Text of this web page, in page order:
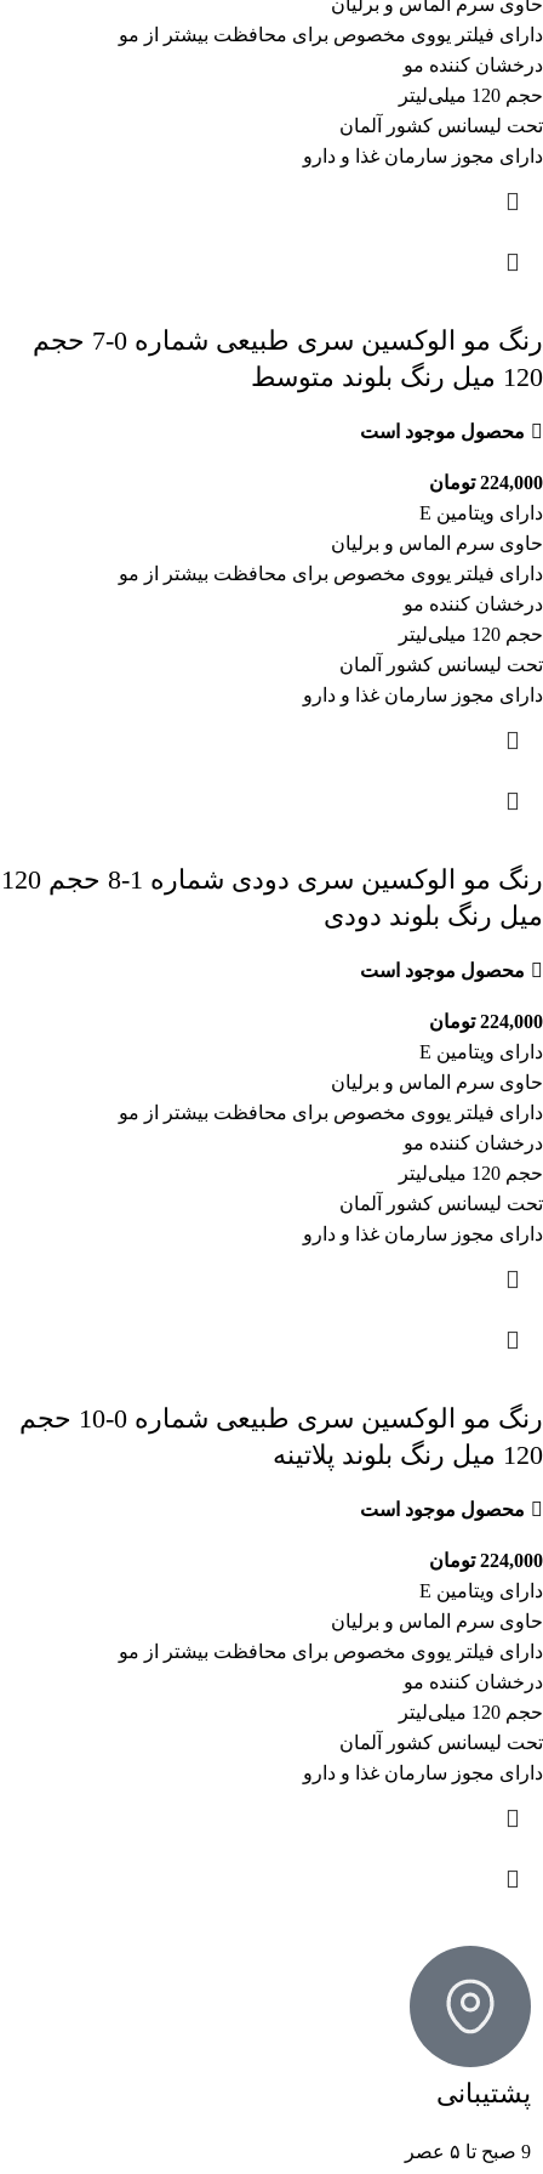
دارای فیلتر یووی مخصوص برای محافظت بیشتر از مو
درخشان کننده مو
حجم 120 میلی‌لیتر
تحت لیسانس کشور آلمان
دارای مجوز سارمان غذا و دارو
رنگ مو الوکسین سری طبیعی شماره 0-7 حجم
120 میل رنگ بلوند متوسط
محصول موجود است
224,000 تومان
دارای ویتامین E
حاوی سرم الماس و برلیان
دارای فیلتر یووی مخصوص برای محافظت بیشتر از مو
درخشان کننده مو
حجم 120 میلی‌لیتر
تحت لیسانس کشور آلمان
دارای مجوز سارمان غذا و دارو
رنگ مو الوکسین سری دودی شماره 1-8 حجم 120
میل رنگ بلوند دودی
محصول موجود است
224,000 تومان
دارای ویتامین E
حاوی سرم الماس و برلیان
دارای فیلتر یووی مخصوص برای محافظت بیشتر از مو
درخشان کننده مو
حجم 120 میلی‌لیتر
تحت لیسانس کشور آلمان
دارای مجوز سارمان غذا و دارو
رنگ مو الوکسین سری طبیعی شماره 0-10 حجم
120 میل رنگ بلوند پلاتینه
محصول موجود است
224,000 تومان
دارای ویتامین E
حاوی سرم الماس و برلیان
دارای فیلتر یووی مخصوص برای محافظت بیشتر از مو
درخشان کننده مو
حجم 120 میلی‌لیتر
تحت لیسانس کشور آلمان
دارای مجوز سارمان غذا و دارو
پشتیبانی
9 صبح تا ۵ عصر